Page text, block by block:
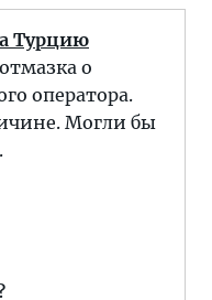
Турцию
о
оператора.
Могли бы